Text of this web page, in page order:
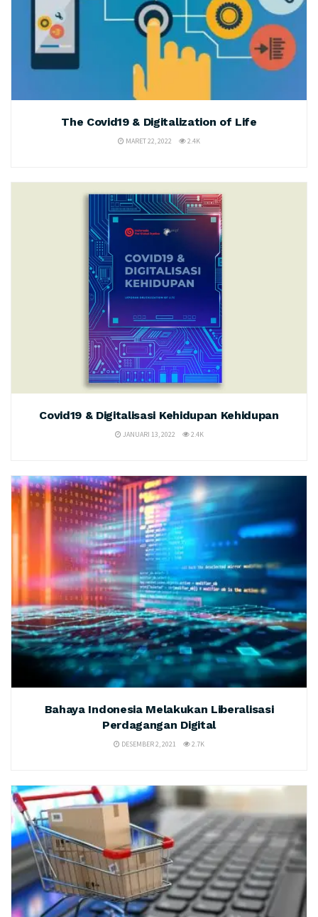
The Covid19 & Digitalization of Life
MARET 22, 2022 2.4K
Covid19 & Digitalisasi Kehidupan Kehidupan
JANUARI 13, 2022 2.4K
Bahaya Indonesia Melakukan Liberalisasi
Perdagangan Digital
DESEMBER 2, 2021 2.7K